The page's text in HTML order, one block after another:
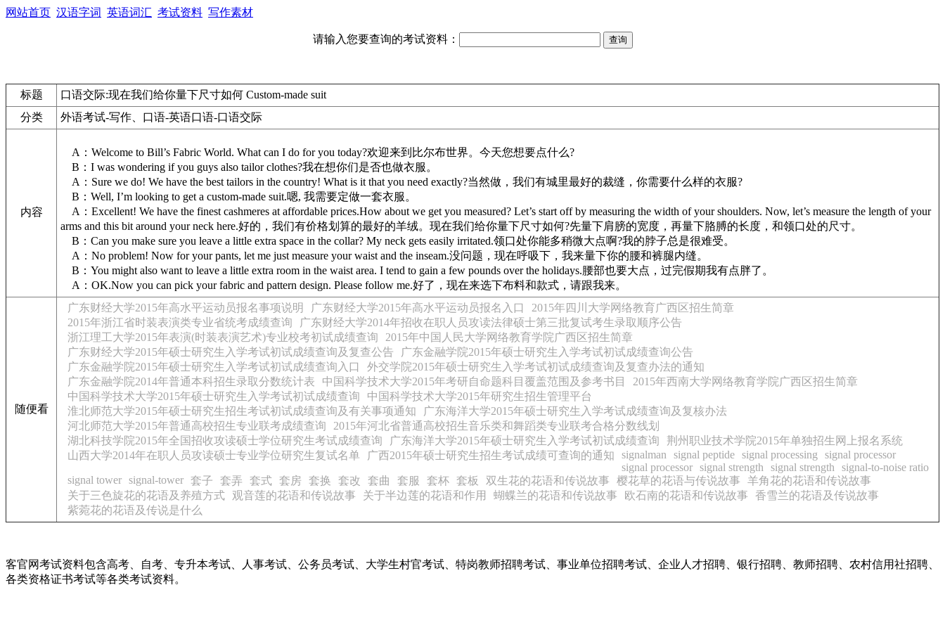
网站首页 汉语字词 英语词汇 考试资料 写作素材
请输入您要查询的考试资料：
标题
口语交际:现在我们给你量下尺寸如何 Custom-made suit
分类
外语考试-写作、口语-英语口语-口语交际
内容
A：Welcome to Bill’s Fabric World. What can I do for you today?欢迎来到比尔布世界。今天您想要点什么?
B：I was wondering if you guys also tailor clothes?我在想你们是否也做衣服。
A：Sure we do! We have the best tailors in the country! What is it that you need exactly?当然做，我们有城里最好的裁缝，你需要什么样的衣服?
B：Well, I’m looking to get a custom-made suit.嗯, 我需要定做一套衣服。
A：Excellent! We have the finest cashmeres at affordable prices.How about we get you measured? Let’s start off by measuring the width of your shoulders. Now, let’s measure the length of your
arms and this bit around your neck here.好的，我们有价格划算的最好的羊绒。现在我们给你量下尺寸如何?先量下肩膀的宽度，再量下胳膊的长度，和领口处的尺寸。
B：Can you make sure you leave a little extra space in the collar? My neck gets easily irritated.领口处你能多稍微大点啊?我的脖子总是很难受。
A：No problem! Now for your pants, let me just measure your waist and the inseam.没问题，现在呼吸下，我来量下你的腰和裤腿内缝。
B：You might also want to leave a little extra room in the waist area. I tend to gain a few pounds over the holidays.腰部也要大点，过完假期我有点胖了。
A：OK.Now you can pick your fabric and pattern design. Please follow me.好了，现在来选下布料和款式，请跟我来。
随便看
广东财经大学2015年高水平运动员报名事项说明 广东财经大学2015年高水平运动员报名入口
2015年四川大学网络教育广西区招生简章
2015年浙江省时装表演类专业省统考成绩查询
广东财经大学2014年招收在职人员攻读法律硕士第三批复试考生录取顺序公告
浙江理工大学2015年表演(时装表演艺术)专业校考初试成绩查询
2015年中国人民大学网络教育学院广西区招生简章
广东财经大学2015年硕士研究生入学考试初试成绩查询及复查公告
广东金融学院2015年硕士研究生入学考试初试成绩查询公告
广东金融学院2015年硕士研究生入学考试初试成绩查询入口
外交学院2015年硕士研究生入学考试初试成绩查询及复查办法的通知
广东金融学院2014年普通本科招生录取分数统计表
中国科学技术大学2015年考研自命题科目覆盖范围及参考书目
2015年西南大学网络教育学院广西区招生简章
中国科学技术大学2015年硕士研究生入学考试初试成绩查询
中国科学技术大学2015年研究生招生管理平台
淮北师范大学2015年硕士研究生招生考试初试成绩查询及有关事项通知
广东海洋大学2015年硕士研究生入学考试成绩查询及复核办法
河北师范大学2015年普通高校招生专业联考成绩查询
2015年河北省普通高校招生音乐类和舞蹈类专业联考合格分数线划
湖北科技学院2015年全国招收攻读硕士学位研究生考试成绩查询
广东海洋大学2015年硕士研究生入学考试初试成绩查询
荆州职业技术学院2015年单独招生网上报名系统
山西大学2014年在职人员攻读硕士专业学位研究生复试名单
广西2015年硕士研究生招生考试成绩可查询的通知 signalman signal peptide signal processing
signal processor
signal processor signal strength signal strength
signal-to-noise ratio
signal tower signal-tower 套子 套弄 套式 套房 套换 套改 套曲 套服 套杯 套板 双生花的花语和传说故事 樱花草的花语与传说故事
羊角花的花语和传说故事
关于三色旋花的花语及养殖方式
观音莲的花语和传说故事 关于半边莲的花语和作用 蝴蝶兰的花语和传说故事 欧石南的花语和传说故事
香雪兰的花语及传说故事
紫菀花的花语及传说是什么
客官网考试资料包含高考、自考、专升本考试、人事考试、公务员考试、大学生村官考试、特岗教师招聘考试、事业单位招聘考试、企业人才招聘、银行招聘、教师招聘、农村信用社招聘、
各类资格证书考试等各类考试资料。